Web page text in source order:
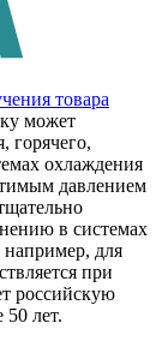
товара
может
горячего,
охлаждения
давлением
в системах
для
при
российскую
лет.